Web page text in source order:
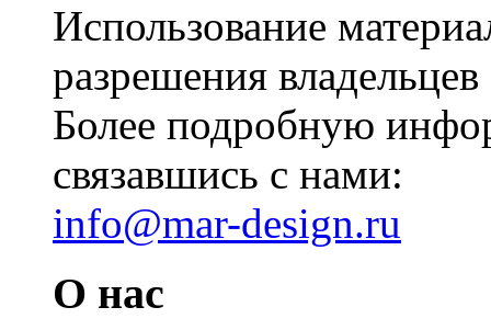
Использование
разрешения
Более подробную
связавшись с нами:
info@mar-design.ru
О нас